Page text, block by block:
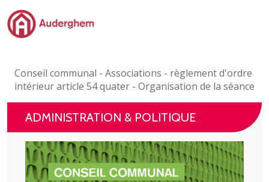
Passer au contenu principal
Événements et vie associative
eGuichet
Vivre à Auderghem
En 1 clic
Conseil communal - Associations - règlement d'ordre
intérieur article 54 quater - Organisation de la séance
ADMINISTRATION & POLITIQUE